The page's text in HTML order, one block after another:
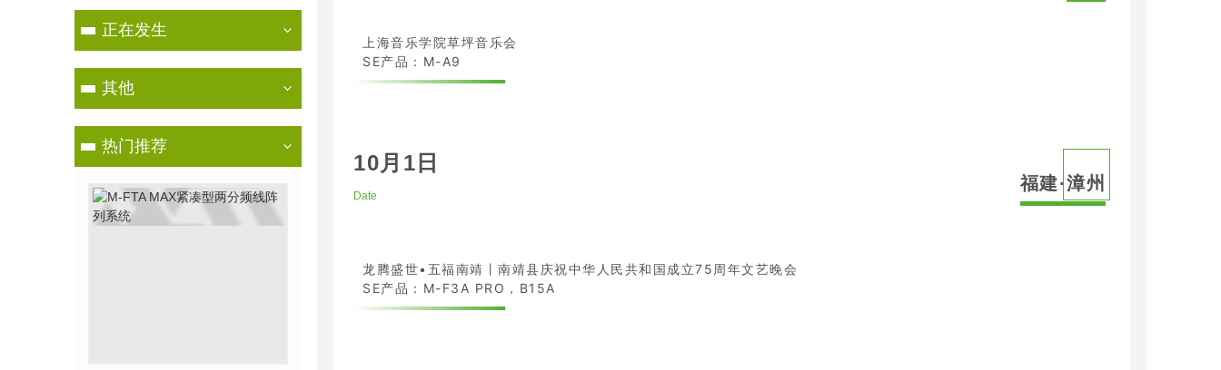
正在发生
其他
热门推荐
上海音乐学院草坪音乐会
SE产品：M-A9
10月1日
Date
福建·漳州
龙腾盛世•五福南靖丨南靖县庆祝中华人民共和国成立75周年文艺晚会
SE产品：M-F3A PRO，B15A